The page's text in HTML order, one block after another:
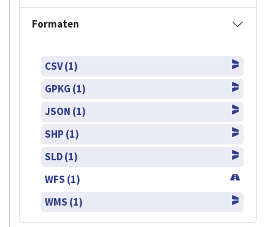
Formaten
CSV (1)
GPKG (1)
JSON (1)
SHP (1)
SLD (1)
WFS (1)
WMS (1)